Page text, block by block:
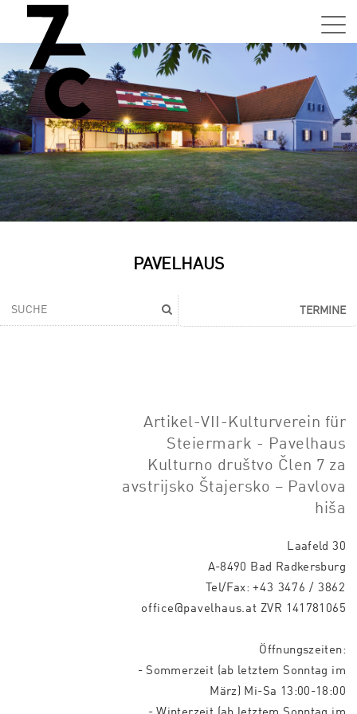
PAVELHAUS
TERMINE
Artikel-VII-Kulturverein für
Steiermark - Pavelhaus
Kulturno društvo Člen 7 za
avstrijsko Štajersko – Pavlova
hiša
Laafeld 30
A-8490 Bad Radkersburg
Tel/Fax:+43 3476 / 3862
office@pavelhaus.at ZVR 141781065
Öffnungszeiten:
- Sommerzeit (ab letztem Sonntag im
März) Mi-Sa 13:00-18:00